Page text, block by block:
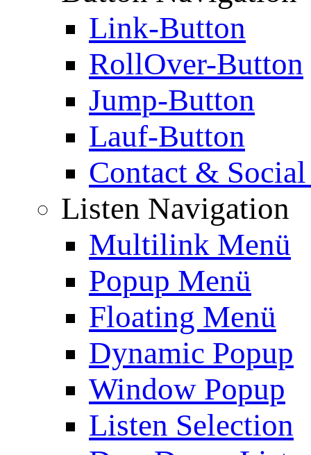
Link-Button
RollOver-Button
Jump-Button
Lauf-Button
Contact &
Listen Navigation
Multilink Menü
Popup Menü
Floating Menü
Dynamic Popup
Window Popup
Listen Selection